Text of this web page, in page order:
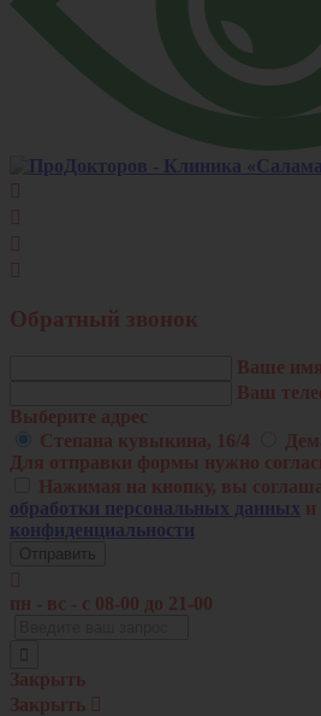
Обратный звонок
Ваше имя
Ваш
Выберите адрес
Степана кувыкина, 16/4
Для отправки формы нужно
Нажимая на кнопку, вы
обработки персональных данных и
конфиденциальности
пн - вс - c 08-00 до 21-00
Закрыть
Закрыть